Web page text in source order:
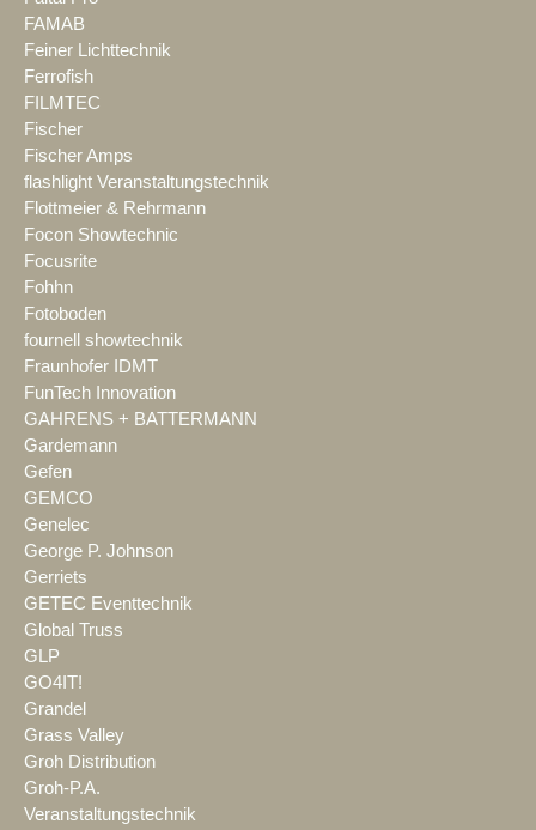
FAMAB
Feiner Lichttechnik
Ferrofish
FILMTEC
Fischer
Fischer Amps
flashlight Veranstaltungstechnik
Flottmeier & Rehrmann
Focon Showtechnic
Focusrite
Fohhn
Fotoboden
fournell showtechnik
Fraunhofer IDMT
FunTech Innovation
GAHRENS + BATTERMANN
Gardemann
Gefen
GEMCO
Genelec
George P. Johnson
Gerriets
GETEC Eventtechnik
Global Truss
GLP
GO4IT!
Grandel
Grass Valley
Groh Distribution
Groh-P.A.
Veranstaltungstechnik